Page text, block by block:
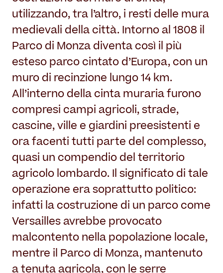
utilizzando, tra l’altro, i resti delle mura
medievali della città. Intorno al 1808 il
Parco di Monza diventa così il più
esteso parco cintato d’Europa, con un
muro di recinzione lungo 14 km.
All’interno della cinta muraria furono
compresi campi agricoli, strade,
cascine, ville e giardini preesistenti e
ora facenti tutti parte del complesso,
quasi un compendio del territorio
agricolo lombardo. Il significato di tale
operazione era soprattutto politico:
infatti la costruzione di un parco come
Versailles avrebbe provocato
malcontento nella popolazione locale,
mentre il Parco di Monza, mantenuto
a tenuta agricola, con le serre